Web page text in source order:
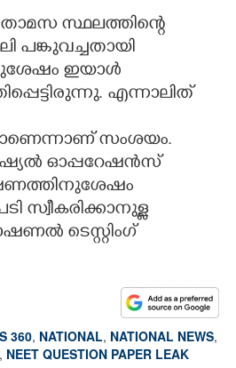
താമസ സ്ഥലത്തിന്റെ
പങ്കുവച്ചതായി
ഇയാൾ
എന്നാലിത്
സംശയം.
ഓപ്പറേഷൻസ്
സ്വീകരിക്കാനുള്ള
ടെസ്റ്റിംഗ്
360, NATIONAL, NATIONAL NEWS,
, NEET QUESTION PAPER LEAK